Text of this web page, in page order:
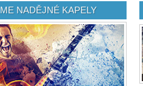
NADĚJNÉ KAPELY